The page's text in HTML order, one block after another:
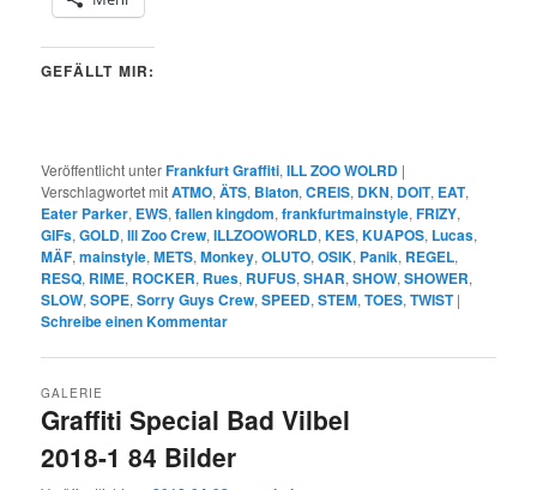
GEFÄLLT MIR:
Veröffentlicht unterFrankfurt Graffiti,ILL ZOO WOLRD |
Verschlagwortet mitATMO,ÄTS, Blaton,CREIS, DKN, DOIT, EAT,
Eater Parker, EWS,fallen kingdom,frankfurtmainstyle,FRIZY,
GIFs,GOLD,Ill Zoo Crew,ILLZOOWORLD,KES,KUAPOS, Lucas,
MÄF,mainstyle,METS,Monkey,OLUTO,OSIK, Panik, REGEL,
RESQ, RIME, ROCKER, Rues, RUFUS,SHAR,SHOW,SHOWER,
SLOW,SOPE,Sorry Guys Crew,SPEED,STEM,TOES,TWIST |
Schreibe einen Kommentar
Graffiti Special Bad Vilbel
2018-1 84 Bilder
GALERIE